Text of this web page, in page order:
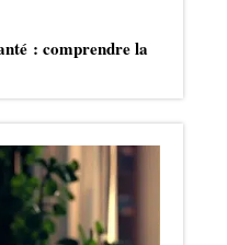
: comprendre la